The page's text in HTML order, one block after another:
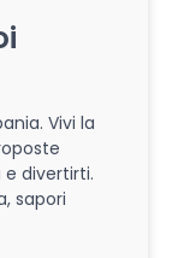
Vivi la
divertirti.
sapori